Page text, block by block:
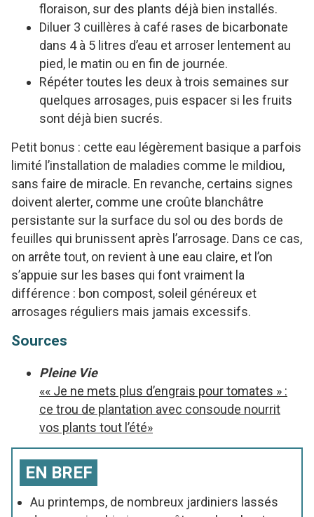
floraison, sur des plants déjà bien installés.
Diluer 3 cuillères à café rases de bicarbonate
dans 4 à 5 litres d’eau et arroser lentement au
pied, le matin ou en fin de journée.
Répéter toutes les deux à trois semaines sur
quelques arrosages, puis espacer si les fruits
sont déjà bien sucrés.
Petit bonus : cette eau légèrement basique a parfois
limité l’installation de maladies comme le mildiou,
sans faire de miracle. En revanche, certains signes
doivent alerter, comme une croûte blanchâtre
persistante sur la surface du sol ou des bords de
feuilles qui brunissent après l’arrosage. Dans ce cas,
on arrête tout, on revient à une eau claire, et l’on
s’appuie sur les bases qui font vraiment la
différence : bon compost, soleil généreux et
arrosages réguliers mais jamais excessifs.
Sources
Pleine Vie
«« Je ne mets plus d’engrais pour tomates » :
ce trou de plantation avec consoude nourrit
vos plants tout l’été»
EN BREF
Au printemps, de nombreux jardiniers lassés